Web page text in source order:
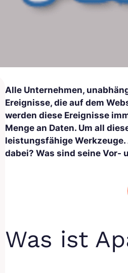
Alle Unternehmen,
Ereignisse, die auf dem
werden diese Ereignisse
Menge an Daten. Um all
leistungsfähige Werkzeuge.
dabei? Was sind seine Vor-
Was ist